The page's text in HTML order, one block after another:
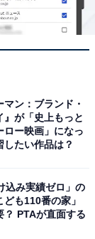
マン：ブランド・
』が「史上もっと
ロー映画」になっ
したい作品は？
込み実績ゼロ」の
も110番の家」
？ PTAが直面する